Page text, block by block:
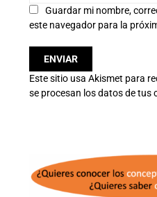
Guardar mi nombre,
este navegador para la
Este sitio usa Akismet para
se procesan los datos de tus